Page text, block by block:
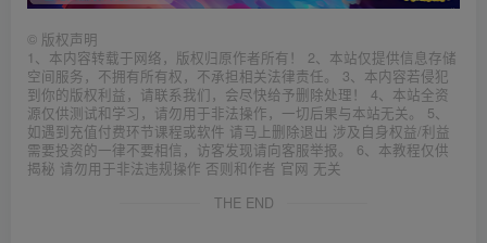
© 版权声明
1、本内容转载于网络，版权归原作者所有！ 2、本站仅提供信息存储
空间服务，不拥有所有权，不承担相关法律责任。 3、本内容若侵犯
到你的版权利益，请联系我们，会尽快给予删除处理！ 4、本站全资
源仅供测试和学习，请勿用于非法操作，一切后果与本站无关。 5、
如遇到充值付费环节课程或软件 请马上删除退出 涉及自身权益/利益
需要投资的一律不要相信，访客发现请向客服举报。 6、本教程仅供
揭秘 请勿用于非法违规操作 否则和作者 官网 无关
THE END